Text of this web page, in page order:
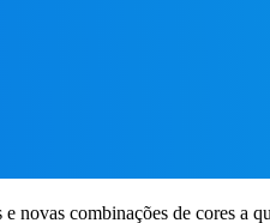
novas combinações de cores a